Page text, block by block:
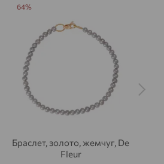
Браслет, золото, жемчуг, De
Fleur
64%